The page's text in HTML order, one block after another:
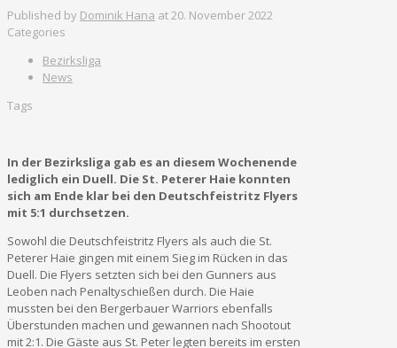
Published by Dominik Hana at20. November 2022
Categories
Bezirksliga
News
Tags
In der Bezirksliga gab es an diesem Wochenende
lediglich ein Duell. Die St. Peterer Haie konnten
sich am Ende klar bei den Deutschfeistritz Flyers
mit 5:1 durchsetzen.
Sowohl die Deutschfeistritz Flyers als auch die St.
Peterer Haie gingen mit einem Sieg im Rücken in das
Duell. Die Flyers setzten sich bei den Gunners aus
Leoben nach Penaltyschießen durch. Die Haie
mussten bei den Bergerbauer Warriors ebenfalls
Überstunden machen und gewannen nach Shootout
mit 2:1. Die Gäste aus St. Peter legten bereits im ersten